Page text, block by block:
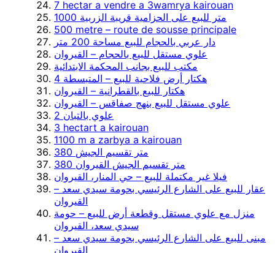
7 hectar a vendre a 3wamrya kairouan
1000 متر للبيع على الحزامية قريبة الزربية
500 metre – route de sousse principale
دار عربي بالحجام للبيع مساحة 200 متر
علوي مستقل للبيع بالحجام – القيروان
مكتب للبيع بجانب المحكمة الابتدائية
4 هكتار أرض فلاحية للبيع – المتبسطة
هكتار للبيع بالقطرانية – القيروان
علوي مستقل للبيع بنهج صفاقس – القيروان
2 علوي بالتبان
3 hectart a kairouan
1100 m a zarbya a kairouan
380 متر تقسيم الجيش
380 متر تقسيم الجيش القيروان
فيلا غير مكتملة للبيع – حي المنار، القيروان
عقار للبيع على الشارع الرئيسي بحومة سيدي سعد –
القيروان
منزل مع علوي مستقل وقطعة أرض للبيع – حومة
سيدي سعد، القيروان
مبنى للبيع على الشارع الرئيسي بحومة سيدي سعد –
القيروان